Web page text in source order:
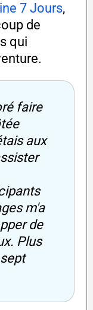
7 Jours,
de
qui
faire
aux
m'a
de
Plus